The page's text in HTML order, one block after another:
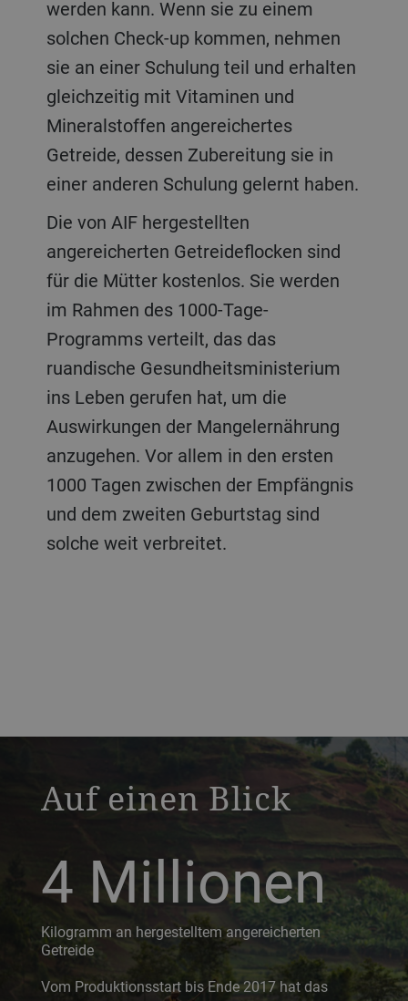
werden kann. Wenn sie zu einem
solchen Check-up kommen, nehmen
sie an einer Schulung teil und erhalten
gleichzeitig mit Vitaminen und
Mineralstoffen angereichertes
Getreide, dessen Zubereitung sie in
einer anderen Schulung gelernt haben.
Die von AIF hergestellten
angereicherten Getreideflocken sind
für die Mütter kostenlos. Sie werden
im Rahmen des 1000-Tage-
Programms verteilt, das das
ruandische Gesundheitsministerium
ins Leben gerufen hat, um die
Auswirkungen der Mangelernährung
anzugehen. Vor allem in den ersten
1000 Tagen zwischen der Empfängnis
und dem zweiten Geburtstag sind
solche weit verbreitet.
a decorative background image
Auf einen Blick
4 Millionen
Kilogramm an hergestelltem angereicherten
Getreide
Vom Produktionsstart bis Ende 2017 hat das